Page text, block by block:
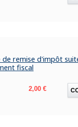
de remise d'impôt
fiscal
Prix
2,00 €